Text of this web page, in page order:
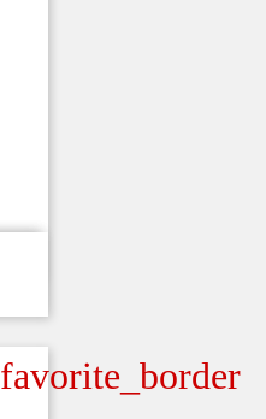
favorite_border